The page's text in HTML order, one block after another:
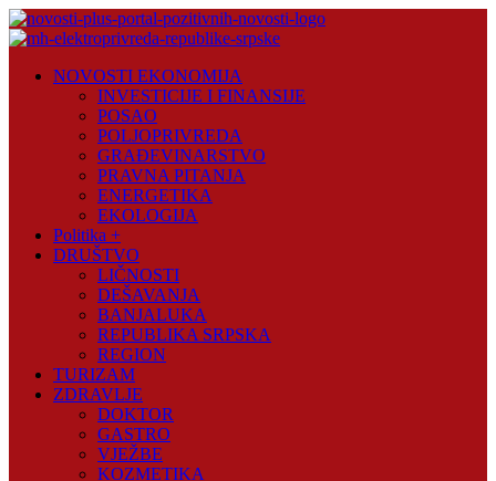
Skip
to
Plus
NOVOSTI EKONOMIJA
INVESTICIJE I FINANSIJE
POSAO
POLJOPRIVREDA
GRAĐEVINARSTVO
PRAVNA PITANJA
ENERGETIKA
EKOLOGIJA
Politika +
DRUŠTVO
LIČNOSTI
DEŠAVANJA
BANJALUKA
REPUBLIKA SRPSKA
REGION
TURIZAM
ZDRAVLJE
DOKTOR
GASTRO
VJEŽBE
KOZMETIKA